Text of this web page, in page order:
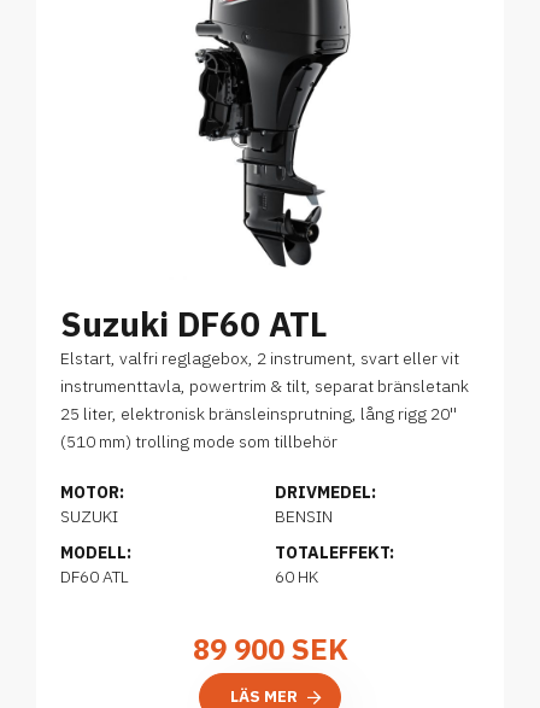
Suzuki DF60 ATL
Elstart, valfri reglagebox, 2 instrument, svart eller vit
instrumenttavla, powertrim & tilt, separat bränsletank
25 liter, elektronisk bränsleinsprutning, lång rigg 20''
(510 mm) trolling mode som tillbehör
MOTOR:
SUZUKI
MODELL:
DF60 ATL
DRIVMEDEL:
BENSIN
TOTALEFFEKT:
60 HK
89 900SEK
LÄS MER